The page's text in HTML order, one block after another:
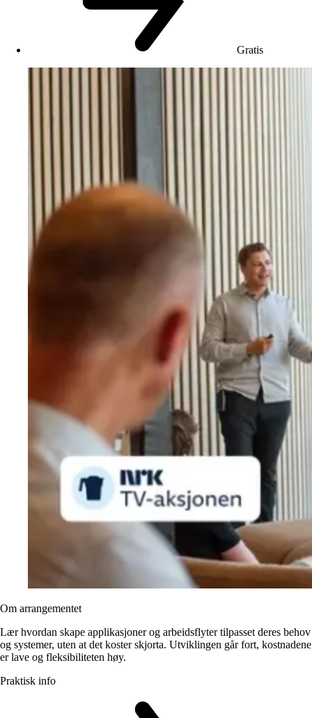
Gratis
Om arrangementet
Lær hvordan skape applikasjoner og arbeidsflyter tilpasset deres behov
og systemer, uten at det koster skjorta. Utviklingen går fort, kostnadene
er lave og fleksibiliteten høy.
Praktisk info